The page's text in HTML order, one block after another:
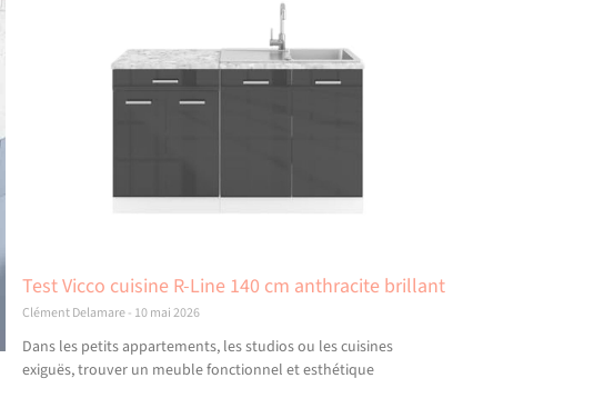
Test Vicco cuisine R-Line 140 cm anthracite brillant
Clément Delamare 10 mai 2026
Dans les petits appartements, les studios ou les cuisines
exiguës, trouver un meuble fonctionnel et esthétique